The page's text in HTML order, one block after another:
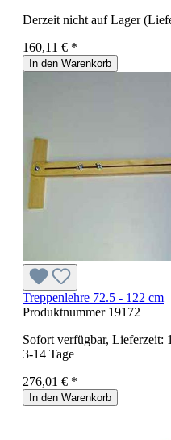
Derzeit nicht auf Lager
160,11 € *
In den Warenkorb
Treppenlehre 72.5 - 122 cm
Produktnummer 19172
Sofort verfügbar, Lieferzeit:
3-14 Tage
276,01 € *
In den Warenkorb